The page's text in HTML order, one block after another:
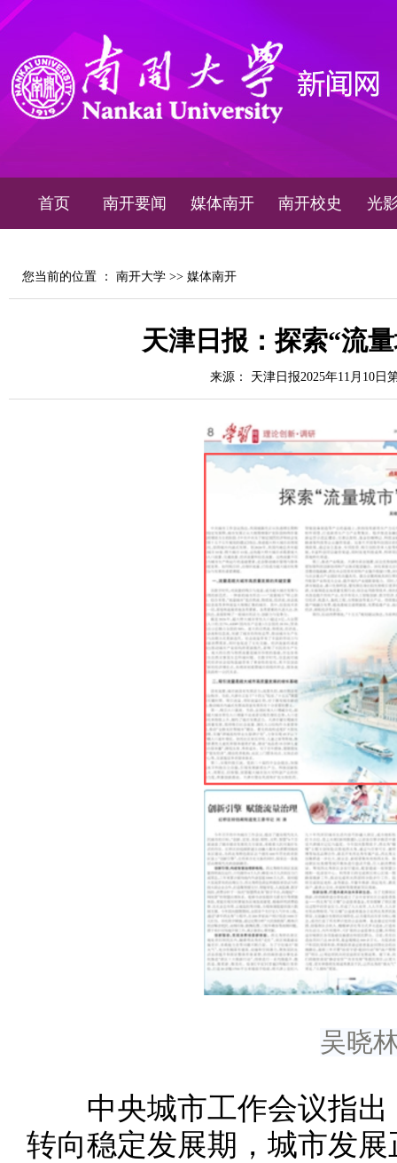
首页 南开要闻 媒体南开 南开校史 光
您当前的位置 ： 南开大学 >> 媒体南开
天津日报：探索“流
来源： 天津日报2025年11月10日
吴晓
中央城市工作会议指出
转向稳定发展期，城市发